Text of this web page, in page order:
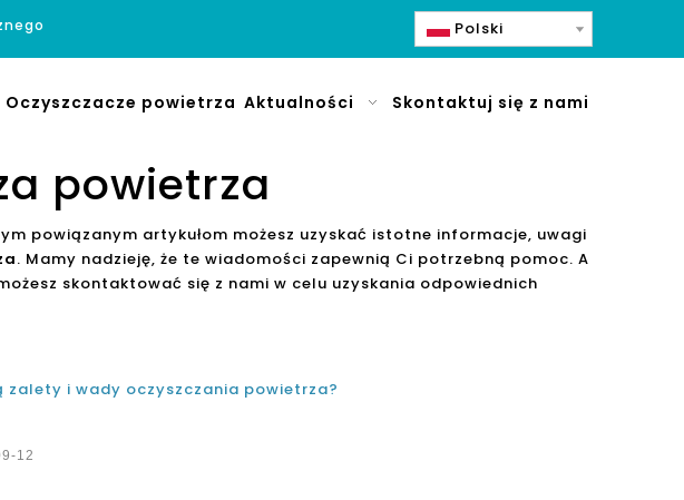
Polski
Oczyszczacze powietrza Aktualności Skontaktuj się z nami
powietrza
powiązanym artykułom możesz uzyskać istotne informacje, uwagi
. Mamy nadzieję, że te wiadomości zapewnią Ci potrzebną pomoc. A
skontaktować się z nami w celu uzyskania odpowiednich
zalety i wady oczyszczania powietrza?
12